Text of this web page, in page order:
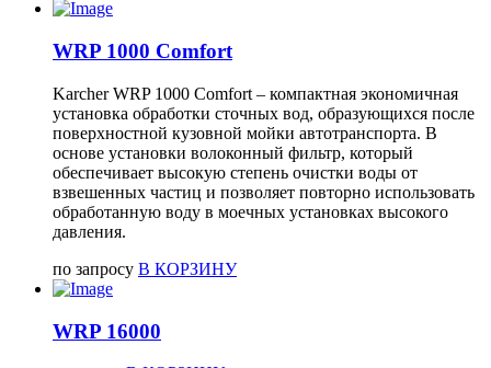
WRP 1000 Comfort
Karcher WRP 1000 Comfort – компактная экономичная
установка обработки сточных вод, образующихся после
поверхностной кузовной мойки автотранспорта. В
основе установки волоконный фильтр, который
обеспечивает высокую степень очистки воды от
взвешенных частиц и позволяет повторно использовать
обработанную воду в моечных установках высокого
давления.
по запросу В КОРЗИНУ
WRP 16000